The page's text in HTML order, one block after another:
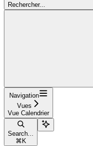
Rechercher...
Navigation
Vues
Vue Calendrier
Search...
⌘ K